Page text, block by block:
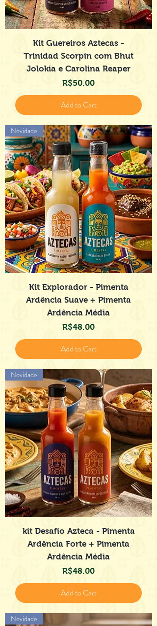
Kit Guereiros Aztecas -
Trinidad Scorpin com Bhut
Jolokia e Carolina Reaper
Price
R$50.00
Add to Cart
Novidade
Kit Explorador - Pimenta
Ardência Suave + Pimenta
Ardência Média
Price
R$48.00
Add to Cart
Novidade
kit Desafio Azteca - Pimenta
Ardência Forte + Pimenta
Ardência Média
Price
R$48.00
Add to Cart
Novidade